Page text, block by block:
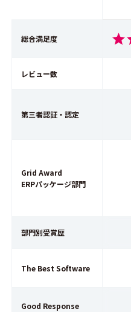
総合満足度
レビュー数
第三者認証・認定
Grid Award
ERPパッケージ部門
部門別受賞歴
The Best Software
Good Response